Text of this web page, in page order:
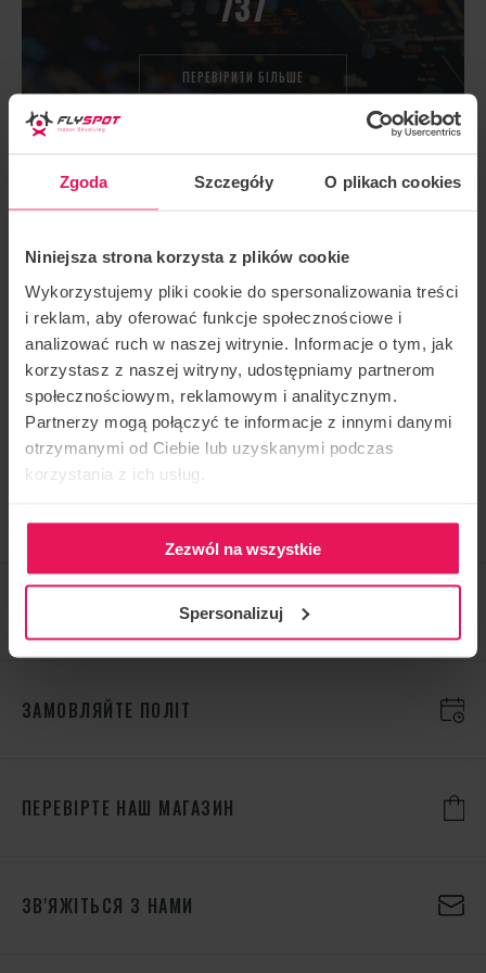
Zgoda Szczegóły O plikach cookies
Niniejsza strona korzysta z plików cookie
Wykorzystujemy pliki cookie do spersonalizowania treści
i reklam, aby oferować funkcje społecznościowe i
analizować ruch w naszej witrynie. Informacje o tym, jak
korzystasz z naszej witryny, udostępniamy partnerom
społecznościowym, reklamowym i analitycznym.
Partnerzy mogą połączyć te informacje z innymi danymi
otrzymanymi od Ciebie lub uzyskanymi podczas
korzystania z ich usług.
Zezwól na wszystkie
Spersonalizuj
ПЕРЕВІРИТИ БІЛЬШЕ
60 ХВИЛИН У
СИМУЛЯТОРІ BOEING
ПЕРЕВІРИТИ БІЛЬШЕ
ПІЛОТНА ОЦІНКА
ЗАМОВЛЯЙТЕ ПОЛІТ
ПЕРЕВІРТЕ НАШ МАГАЗИН
ЗВ'ЯЖІТЬСЯ З НАМИ